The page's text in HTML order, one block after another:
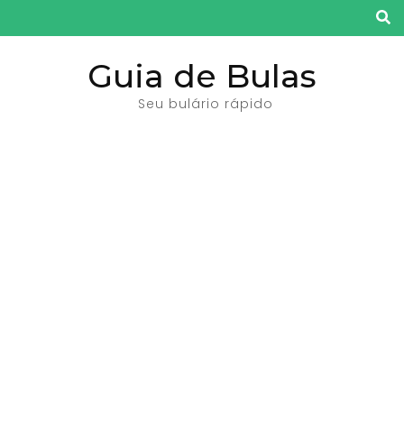
para
Guia de Bulas
Seu bulário rápido